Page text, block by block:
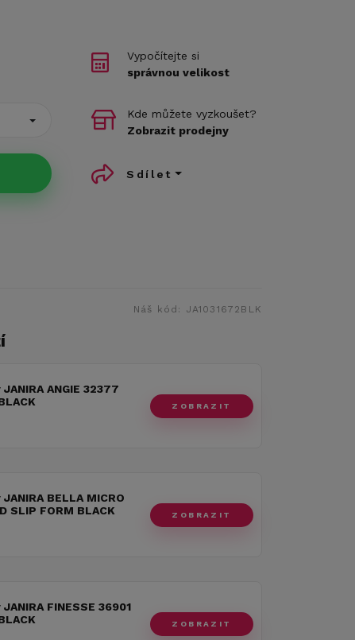
Vypočítejte si
správnou velikost
Kde můžete vyzkoušet?
Zobrazit prodejny
Sdílet
Náš kód: JA1031672BLK
ANGIE 32377
ZOBRAZIT
BELLA MICRO
SLIP FORM BLACK
ZOBRAZIT
FINESSE 36901
ZOBRAZIT